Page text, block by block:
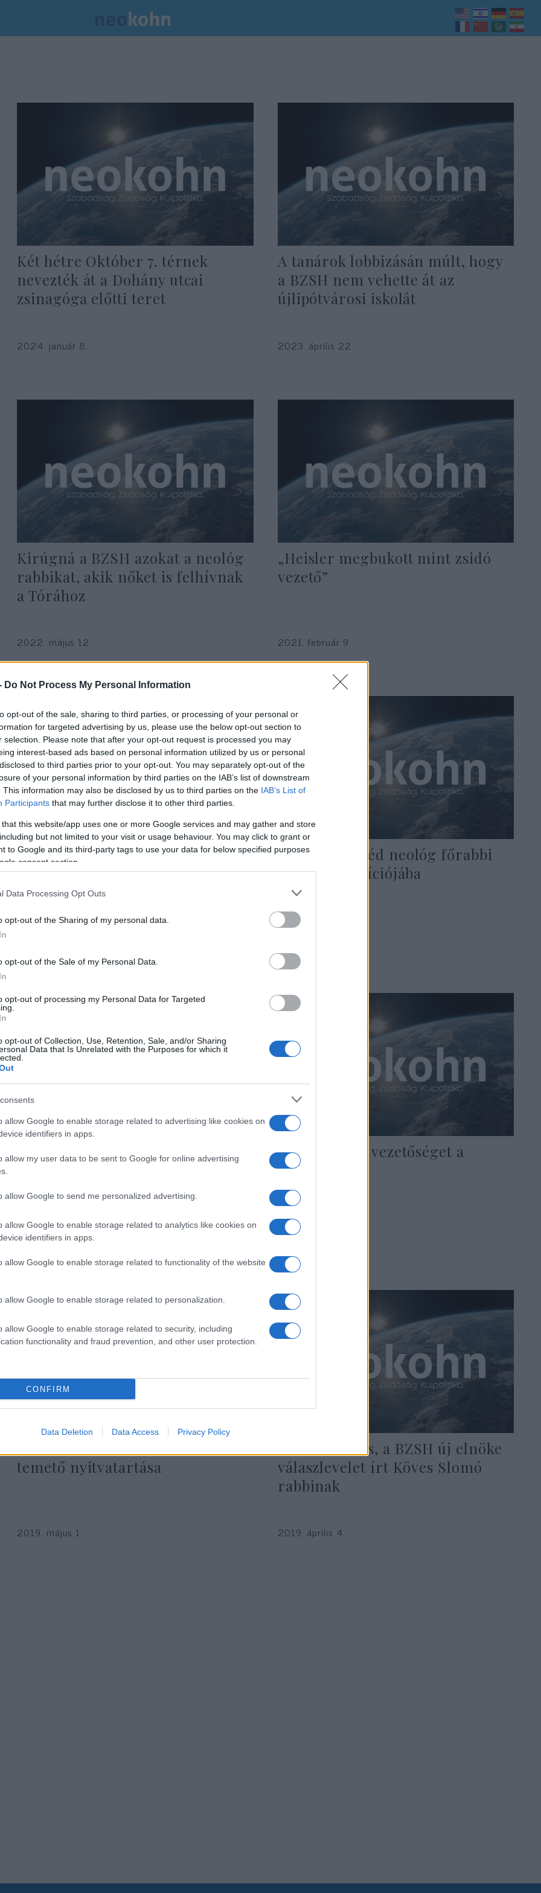
Do Not Process My Personal Information
opt-out of the sale, sharing to third parties, or processing of your personal or
for targeted advertising by us, please use the below opt-out section to
selection. Please note that after your opt-out request is processed you may
interest-based ads based on personal information utilized by us or personal
to third parties prior to your opt-out. You may separately opt-out of the
of your personal information by third parties on the IAB’s list of downstream
This information may also be disclosed by us to third parties on the IAB’s List of
Participants that may further disclose it to other third parties.
that this website/app uses one or more Google services and may gather and store
but not limited to your visit or usage behaviour. You may click to grant or
to Google and its third-party tags to use your data for below specified purposes
consent section.
Data Processing Opt Outs
opt-out of the Sharing of my personal data.
opt-out of the Sale of my Personal Data.
opt-out of processing my Personal Data for Targeted
opt-out of Collection, Use, Retention, Sale, and/or Sharing
Data that Is Unrelated with the Purposes for which it
allow Google to enable storage related to advertising like cookies on
identifiers in apps.
allow my user data to be sent to Google for online advertising
allow Google to send me personalized advertising.
allow Google to enable storage related to analytics like cookies on
identifiers in apps.
allow Google to enable storage related to functionality of the website
allow Google to enable storage related to personalization.
allow Google to enable storage related to security, including
functionality and fraud prevention, and other user protection.
CONFIRM
Data Deletion Data Access Privacy Policy
Két hétre Október 7. térnek
nevezték át a Dohány utcai
zsinagóga előtti teret
2024. január 8.
A tanárok lobbizásán múlt, hogy
a BZSH nem vehette át az
újlipótvárosi iskolát
2023. április 22.
Kirúgná a BZSH azokat a neológ
rabbikat, akik nőket is felhívnak
a Tórához
2022. május 12.
„Heisler megbukott mint zsidó
vezető”
2021. február 9.
A zsidó közösség egységéről
beszélt a BZSH elnöke az EMIH
rendezvényén
Schöner Alfréd neológ főrabbi
visszatér pozíciójába
Elnézést kért Fináli Gábor
mazsihiszes rabbi a korábbi
posztjáért
2020. július 17.
Ma választ új vezetőséget a
MAZSIHISZ
2019. május 12.
temető nyitvatartása
2019. május 1.
Mester Tamás, a BZSH új elnöke
válaszlevelet írt Köves Slomó
rabbinak
2019. április 4.